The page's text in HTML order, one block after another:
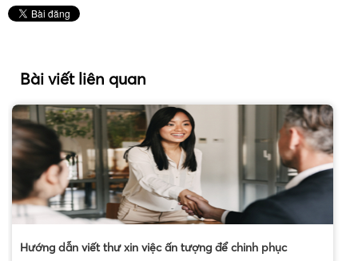
Bài viết liên quan
Hướng dẫn viết thư xin việc ấn tượng để chinh phục